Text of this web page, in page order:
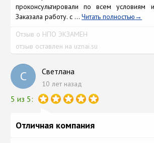
проконсультировали по всем условиям
Заказала работу. с ...Читать полностью
Отзыв о НПО ЭКЗАМЕН
отзыв оставлен на uznai.su
С Светлана
10 лет назад
5 из 5:
Отличная компания